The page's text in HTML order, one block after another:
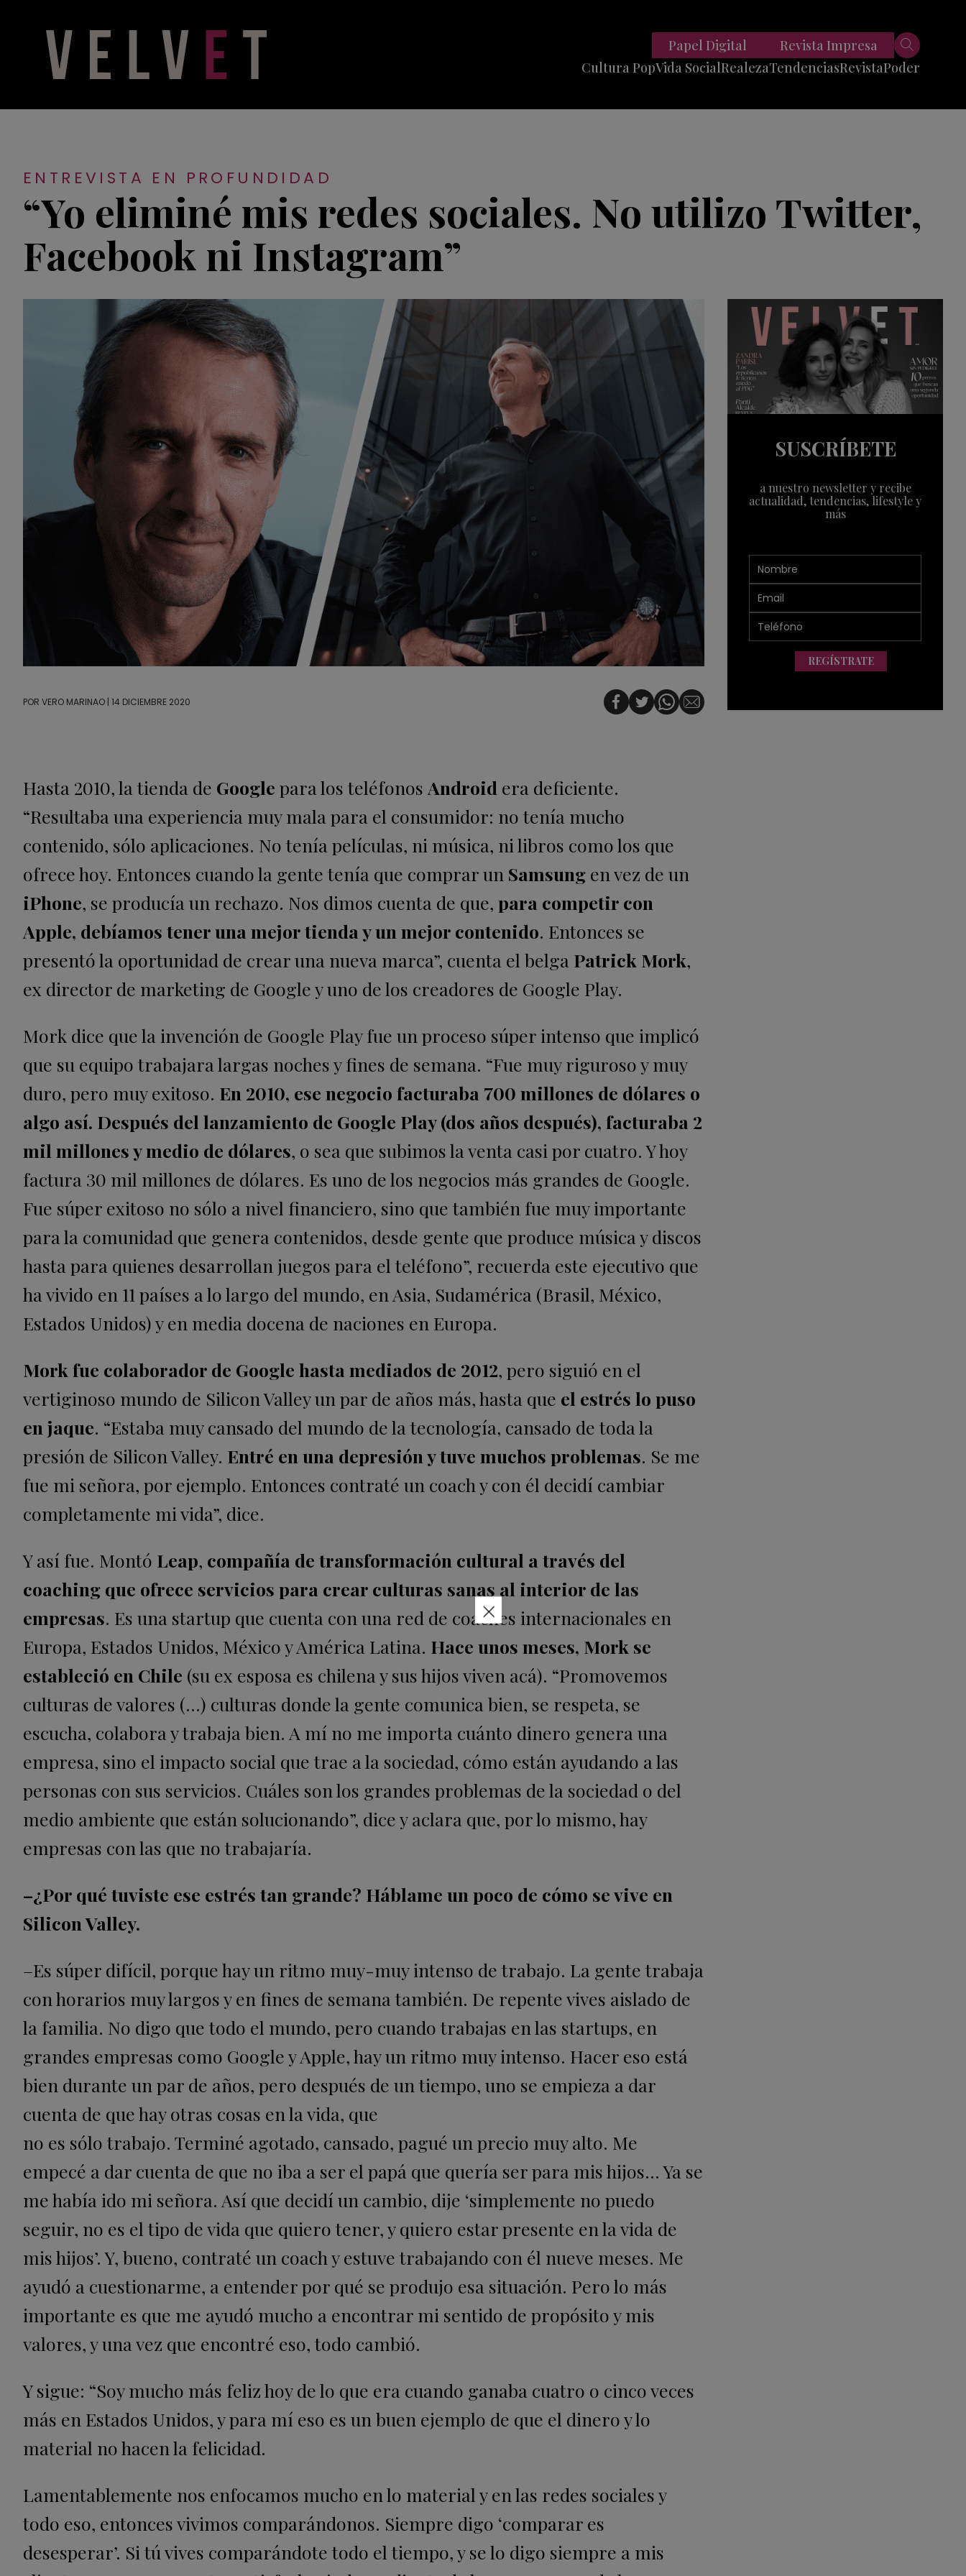
Cultura PopVida SocialRealezaTendencias
Viajes
Tech
RevistaPoder
Papel Digital Revista Impresa
ENTREVISTA EN PROFUNDIDAD
“Yo eliminé mis redes sociales. No utilizo Twitter,
Facebook ni Instagram”
POR VERO MARINAO | 14 DICIEMBRE 2020
Hasta 2010, la tienda de Google para los teléfonos Android era deficiente.
“Resultaba una experiencia muy mala para el consumidor: no tenía mucho
contenido, sólo aplicaciones. No tenía películas, ni música, ni libros como los que
ofrece hoy. Entonces cuando la gente tenía que comprar un Samsung en vez de un
iPhone, se producía un rechazo. Nos dimos cuenta de que, para competir con
Apple, debíamos tener una mejor tienda y un mejor contenido. Entonces se
presentó la oportunidad de crear una nueva marca”, cuenta el belga Patrick Mork,
ex director de marketing de Google y uno de los creadores de Google Play.
Mork dice que la invención de Google Play fue un proceso súper intenso que implicó
que su equipo trabajara largas noches y fines de semana. “Fue muy riguroso y muy
duro, pero muy exitoso. En 2010, ese negocio facturaba 700 millones de dólares o
algo así. Después del lanzamiento de Google Play (dos años después), facturaba 2
mil millones y medio de dólares, o sea que subimos la venta casi por cuatro. Y hoy
factura 30 mil millones de dólares. Es uno de los negocios más grandes de Google.
Fue súper exitoso no sólo a nivel financiero, sino que también fue muy importante
para la comunidad que genera contenidos, desde gente que produce música y discos
hasta para quienes desarrollan juegos para el teléfono”, recuerda este ejecutivo que
ha vivido en 11 países a lo largo del mundo, en Asia, Sudamérica (Brasil, México,
Estados Unidos) y en media docena de naciones en Europa.
Mork fue colaborador de Google hasta mediados de 2012, pero siguió en el
vertiginoso mundo de Silicon Valley un par de años más, hasta que el estrés lo puso
en jaque. “Estaba muy cansado del mundo de la tecnología, cansado de toda la
presión de Silicon Valley. Entré en una depresión y tuve muchos problemas. Se me
fue mi señora, por ejemplo. Entonces contraté un coach y con él decidí cambiar
completamente mi vida”, dice.
Y así fue. Montó Leap, compañía de transformación cultural a través del
coaching que ofrece servicios para crear culturas sanas al interior de las
empresas. Es una startup que cuenta con una red de coaches internacionales en
Europa, Estados Unidos, México y América Latina. Hace unos meses, Mork se
estableció en Chile (su ex esposa es chilena y sus hijos viven acá). “Promovemos
culturas de valores (…) culturas donde la gente comunica bien, se respeta, se
escucha, colabora y trabaja bien. A mí no me importa cuánto dinero genera una
empresa, sino el impacto social que trae a la sociedad, cómo están ayudando a las
personas con sus servicios. Cuáles son los grandes problemas de la sociedad o del
medio ambiente que están solucionando”, dice y aclara que, por lo mismo, hay
empresas con las que no trabajaría.
–¿Por qué tuviste ese estrés tan grande? Háblame un poco de cómo se vive en
Silicon Valley.
–Es súper difícil, porque hay un ritmo muy-muy intenso de trabajo. La gente trabaja
con horarios muy largos y en fines de semana también. De repente vives aislado de
la familia. No digo que todo el mundo, pero cuando trabajas en las startups, en
grandes empresas como Google y Apple, hay un ritmo muy intenso. Hacer eso está
bien durante un par de años, pero después de un tiempo, uno se empieza a dar
cuenta de que hay otras cosas en la vida, que
no es sólo trabajo. Terminé agotado, cansado, pagué un precio muy alto. Me
empecé a dar cuenta de que no iba a ser el papá que quería ser para mis hijos… Ya se
me había ido mi señora. Así que decidí un cambio, dije ‘simplemente no puedo
seguir, no es el tipo de vida que quiero tener, y quiero estar presente en la vida de
mis hijos’. Y, bueno, contraté un coach y estuve trabajando con él nueve meses. Me
ayudó a cuestionarme, a entender por qué se produjo esa situación. Pero lo más
importante es que me ayudó mucho a encontrar mi sentido de propósito y mis
valores, y una vez que encontré eso, todo cambió.
Y sigue: “Soy mucho más feliz hoy de lo que era cuando ganaba cuatro o cinco veces
más en Estados Unidos, y para mí eso es un buen ejemplo de que el dinero y lo
material no hacen la felicidad.
Lamentablemente nos enfocamos mucho en lo material y en las redes sociales y
todo eso, entonces vivimos comparándonos. Siempre digo ‘comparar es
desesperar’. Si tú vives comparándote todo el tiempo, y se lo digo siempre a mis
SUSCRÍBETE
a nuestro newsletter y recibe
actualidad, tendencias, lifestyle y
más
REGÍSTRATE
×